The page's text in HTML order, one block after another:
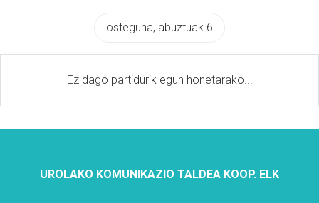
osteguna, abuztuak 6
Ez dago partidurik egun honetarako...
UROLAKO KOMUNIKAZIO TALDEA KOOP. ELK